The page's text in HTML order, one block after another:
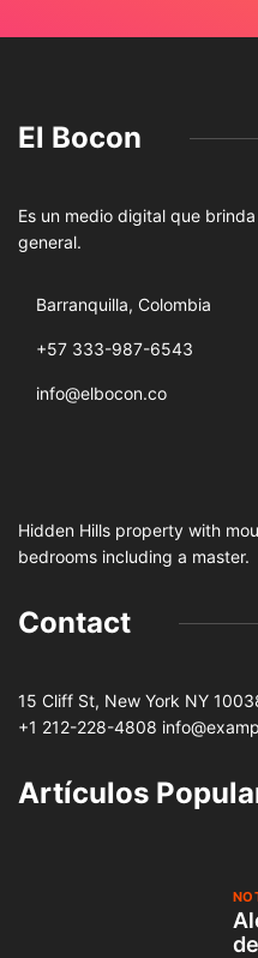
El Bocon
Es un medio digital que
general.
Barranquilla, Colombia
+57 333-987-6543
info@elbocon.co
Hidden Hills property with
bedrooms including a master.
Contact
15 Cliff St, New York NY
+1 212-228-4808
Artículos